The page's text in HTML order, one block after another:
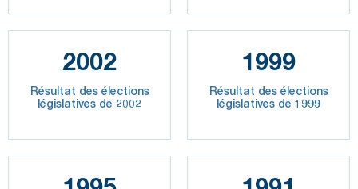
2002
Résultat des élections
législatives de 2002
1999
Résultat des élections
législatives de 1999